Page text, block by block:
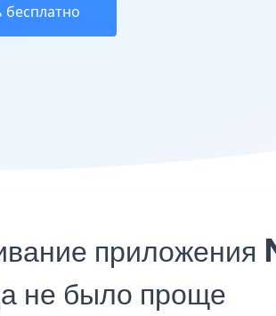
бесплатно
не было проще